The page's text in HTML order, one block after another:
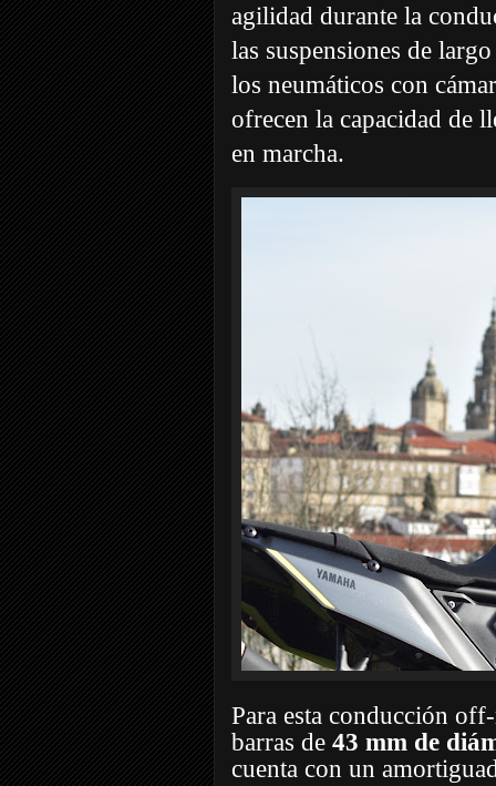
agilidad durante la
las suspensiones de
los neumáticos con
ofrecen la capacidad de
en marcha.
Para esta conducción
barras de 43 mm de
cuenta con un